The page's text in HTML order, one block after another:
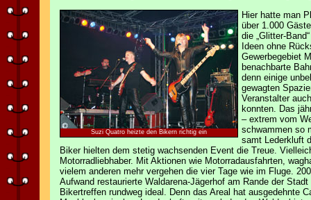
Suzi Quatro heizte den Bikern richtig ein
Hier hatte man
über 1.000
die „Glitter-
Ideen ohne
Gewerbegebiet
benachbarte
denn einige
gewagten
Veranstalter
konnten. Das
– extrem vom
schwammen so
samt Lederkluft
Biker hielten dem stetig wachsenden Event die Treue.
Motorradliebhaber. Mit Aktionen wie Motorradausfahrten,
vielem anderen mehr vergehen die vier Tage wie im Fluge.
Aufwand restaurierte Waldarena-Jägerhof am Rande der
Bikertreffen rundweg ideal. Denn das Areal hat ausgedehnte